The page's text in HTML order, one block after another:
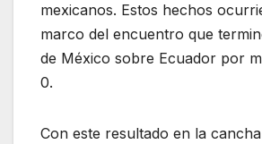
mexicanos. Estos hechos
marco del encuentro que
de México sobre Ecuador por
0.
Con este resultado en la